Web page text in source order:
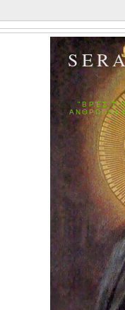
"ΒΡΈΣ
ΑΝΘΡΩΠΟΙ